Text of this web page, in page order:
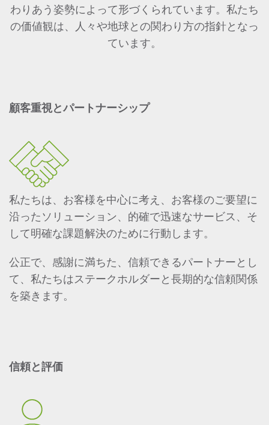
わりあう姿勢によって形づくられています。私たち
の価値観は、人々や地球との関わり方の指針となっ
ています。
顧客重視とパートナーシップ
私たちは、お客様を中心に考え、お客様のご要望に
沿ったソリューション、的確で迅速なサービス、そ
して明確な課題解決のために行動します。
公正で、感謝に満ちた、信頼できるパートナーとし
て、私たちはステークホルダーと長期的な信頼関係
を築きます。
信頼と評価